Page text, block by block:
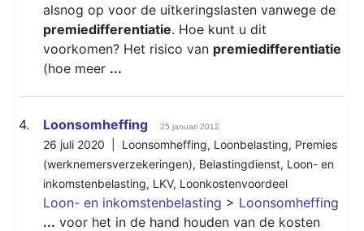
alsnog op voor de uitkeringslasten vanwege de
premiedifferentiatie. Hoe kunt u dit
voorkomen? Het risico van premiedifferentiatie
(hoe meer ...
4. Loonsomheffing 25 januari 2012
26 juli 2020 | Loonsomheffing, Loonbelasting, Premies
(werknemersverzekeringen), Belastingdienst, Loon- en
inkomstenbelasting, LKV, Loonkostenvoordeel
Loon- en inkomstenbelasting > Loonsomheffing
... voor het in de hand houden van de kosten